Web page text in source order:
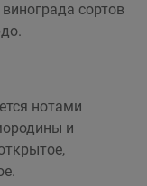
сортов
нотами
и